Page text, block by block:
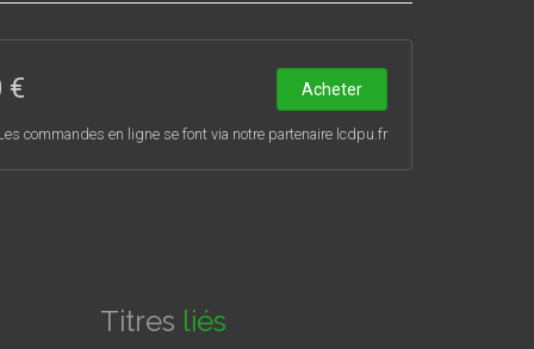
menées pendant dix mois sur la rocade de
le regard croisé de 35 chercheurs de
et l’excellente conservation des
naturel et sa mise en valeur, et sur un
€ Acheter
commandes en ligne se font via notre partenaire lcdpu.fr
Titres liés